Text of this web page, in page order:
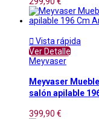
 Vista rápida
Ver Detalle
Meyvaser
Meyvaser
salón apilable
399,90 €